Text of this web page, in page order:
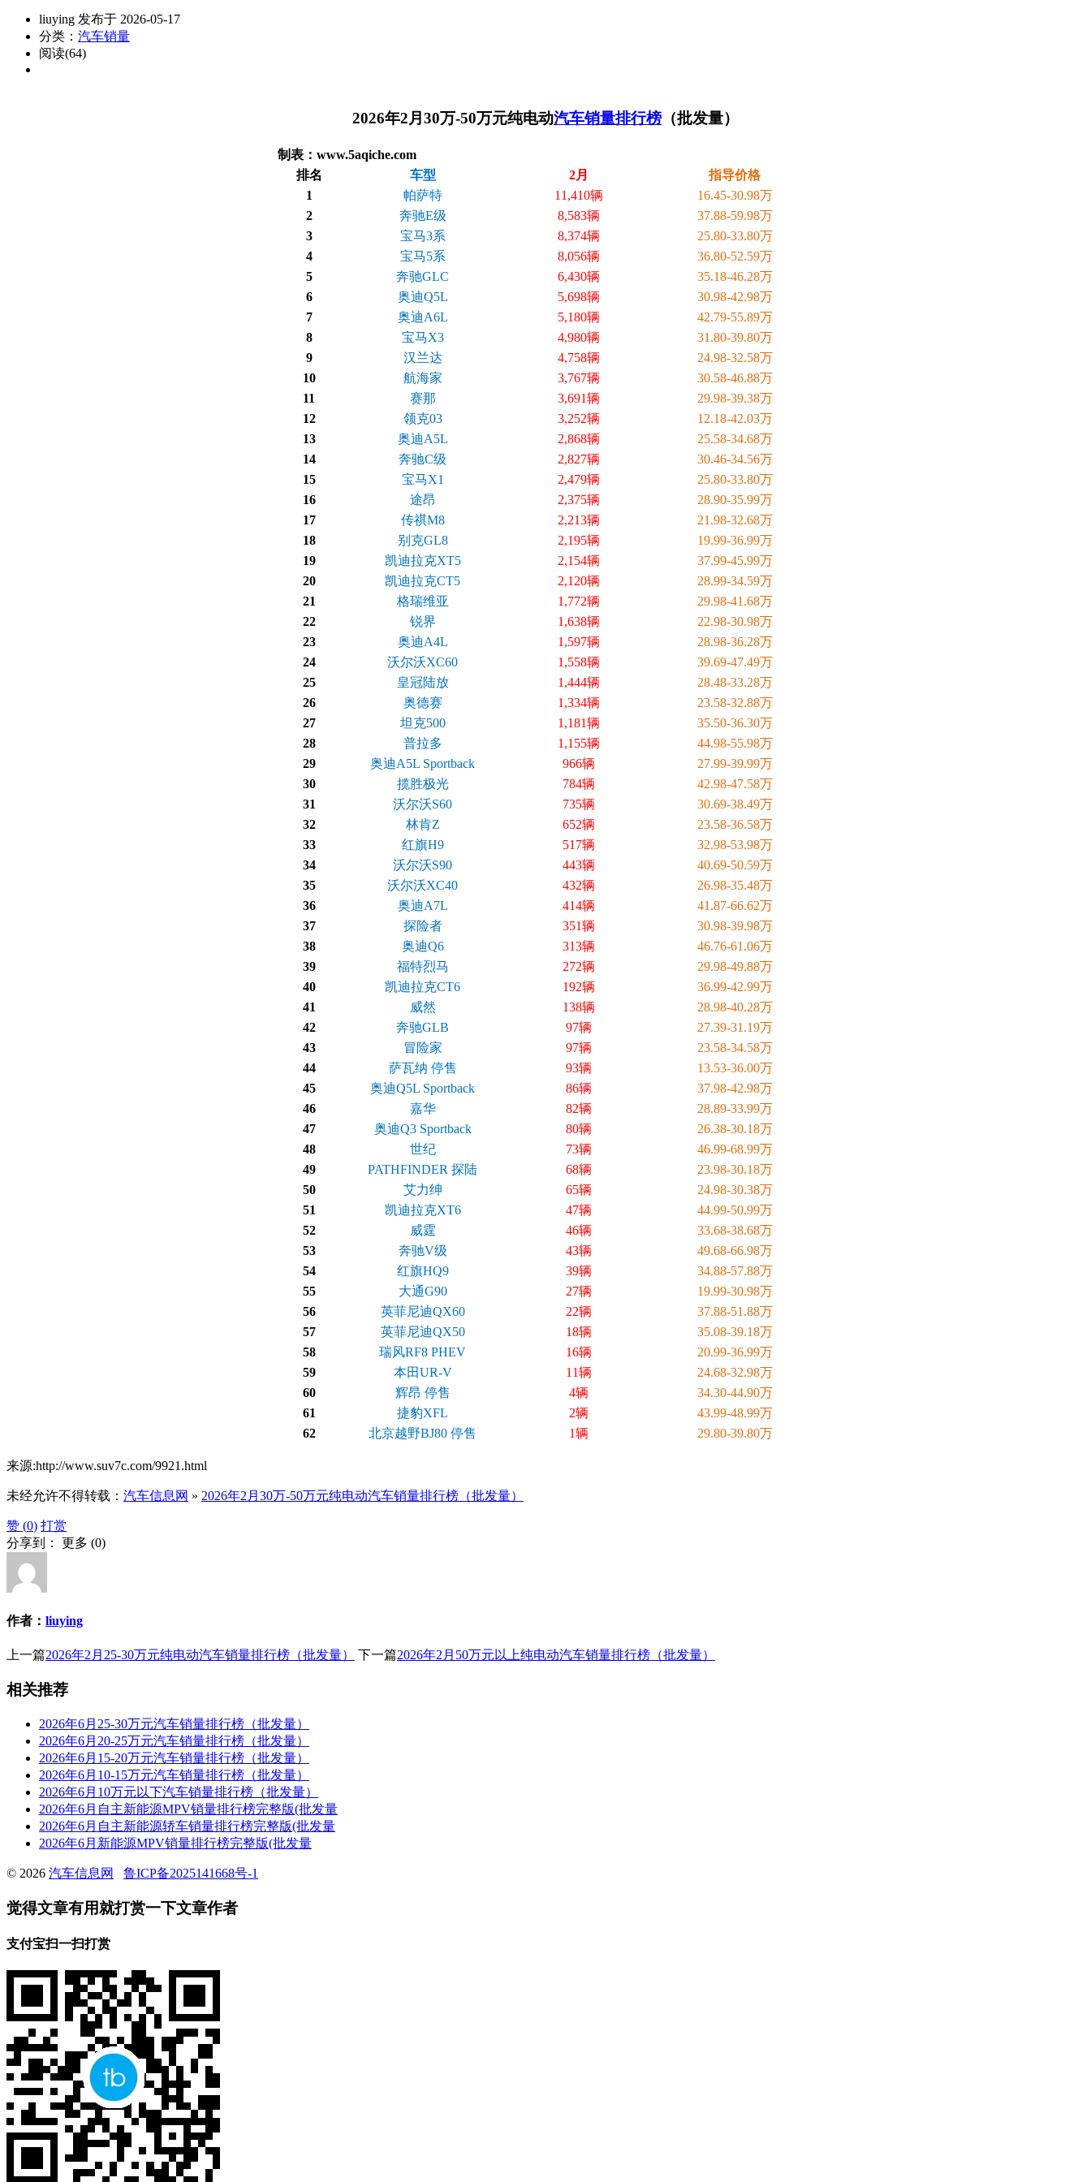
liuying 发布于 2026-05-17
分类： 汽车销量
阅读(64)
2026年2月30万-50万元纯电动汽车销量排行榜 （批发量）
制表：www.5aqiche.com
排名
车型 2月
指导价格
1
帕萨特 11,410辆
16.45-30.98万
2
奔驰E级 8,583辆
37.88-59.98万
3
宝马3系 8,374辆
25.80-33.80万
4
宝马5系 8,056辆
36.80-52.59万
5
奔驰GLC 6,430辆
35.18-46.28万
6
奥迪Q5L 5,698辆
30.98-42.98万
7
奥迪A6L 5,180辆
42.79-55.89万
8
宝马X3 4,980辆
31.80-39.80万
9
汉兰达 4,758辆
24.98-32.58万
10
航海家 3,767辆
30.58-46.88万
11
赛那 3,691辆
29.98-39.38万
12
领克03 3,252辆
12.18-42.03万
13
奥迪A5L 2,868辆
25.58-34.68万
14
奔驰C级 2,827辆
30.46-34.56万
15
宝马X1 2,479辆
25.80-33.80万
16
途昂 2,375辆
28.90-35.99万
17
传祺M8 2,213辆
21.98-32.68万
18
别克GL8 2,195辆
19.99-36.99万
19
凯迪拉克XT5 2,154辆
37.99-45.99万
20
凯迪拉克CT5 2,120辆
28.99-34.59万
21
格瑞维亚 1,772辆
29.98-41.68万
22
锐界 1,638辆
22.98-30.98万
23
奥迪A4L 1,597辆
28.98-36.28万
24
沃尔沃XC60 1,558辆
39.69-47.49万
25
皇冠陆放 1,444辆
28.48-33.28万
26
奥德赛 1,334辆
23.58-32.88万
27
坦克500 1,181辆
35.50-36.30万
28
普拉多 1,155辆
44.98-55.98万
29
奥迪A5L Sportback 966辆
27.99-39.99万
30
揽胜极光 784辆
42.98-47.58万
31
沃尔沃S60 735辆
30.69-38.49万
32
林肯Z 652辆
23.58-36.58万
33
红旗H9 517辆
32.98-53.98万
34
沃尔沃S90 443辆
40.69-50.59万
35
沃尔沃XC40 432辆
26.98-35.48万
36
奥迪A7L 414辆
41.87-66.62万
37
探险者 351辆
30.98-39.98万
38
奥迪Q6 313辆
46.76-61.06万
39
福特烈马 272辆
29.98-49.88万
40
凯迪拉克CT6 192辆
36.99-42.99万
41
威然 138辆
28.98-40.28万
42
奔驰GLB 97辆
27.39-31.19万
43
冒险家 97辆
23.58-34.58万
44
萨瓦纳 停售 93辆
13.53-36.00万
45
奥迪Q5L Sportback 86辆
37.98-42.98万
46
嘉华 82辆
28.89-33.99万
47
奥迪Q3 Sportback 80辆
26.38-30.18万
48
世纪 73辆
46.99-68.99万
49
PATHFINDER 探陆 68辆
23.98-30.18万
50
艾力绅 65辆
24.98-30.38万
51
凯迪拉克XT6 47辆
44.99-50.99万
52
威霆 46辆
33.68-38.68万
53
奔驰V级 43辆
49.68-66.98万
54
红旗HQ9 39辆
34.88-57.88万
55
大通G90 27辆
19.99-30.98万
56
英菲尼迪QX60 22辆
37.88-51.88万
57
英菲尼迪QX50 18辆
35.08-39.18万
58
瑞风RF8 PHEV 16辆
20.99-36.99万
59
本田UR-V 11辆
24.68-32.98万
60
辉昂 停售 4辆
34.30-44.90万
61
捷豹XFL 2辆
43.99-48.99万
62
北京越野BJ80 停售 1辆 29.80-39.80万
来源:http://www.suv7c.com/9921.html
未经允许不得转载： 汽车信息网 » 2026年2月30万-50万元纯电动汽车销量排行榜（批发量）
赞 (0) 打赏
分享到： 更多 (0)
作者： liuying
上一篇2026年2月25-30万元纯电动汽车销量排行榜（批发量） 下一篇2026年2月50万元以上纯电动汽车销量排行榜（批发量）
相关推荐
2026年6月25-30万元汽车销量排行榜（批发量）
2026年6月20-25万元汽车销量排行榜（批发量）
2026年6月15-20万元汽车销量排行榜（批发量）
2026年6月10-15万元汽车销量排行榜（批发量）
2026年6月10万元以下汽车销量排行榜（批发量）
2026年6月自主新能源MPV销量排行榜完整版(批发量
2026年6月自主新能源轿车销量排行榜完整版(批发量
2026年6月新能源MPV销量排行榜完整版(批发量
© 2026 汽车信息网 鲁ICP备2025141668号-1
觉得文章有用就打赏一下文章作者
支付宝扫一扫打赏